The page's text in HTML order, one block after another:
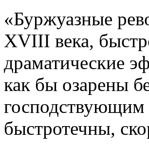
«Буржуазные
XVIII века,
драматические
как бы озарены
господствующим
быстротечны,